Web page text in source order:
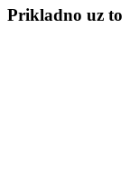
Prikladno uz to